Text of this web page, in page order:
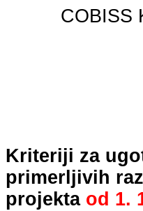
COBISS
Kriteriji za
primerljivih
projekta od 1.